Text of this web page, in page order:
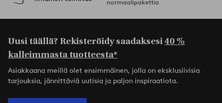
normaalipakettia
Uusi täällä? Rekisteröidy saadaksesi40 %
kalleimmasta tuotteesta*
Asiakkaana meillä olet ensimmäinen, jolla on eksklusiivisia
tarjouksia, jännittäviä uutisia ja paljon inspiraatiota.